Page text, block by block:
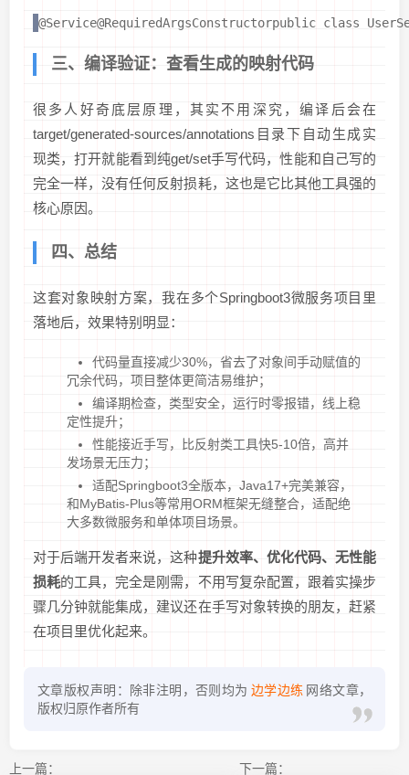
@Service@RequiredArgsConstructorpublic class
三、编译验证：查看生成的映射代码
很多人好奇底层原理，其实不用深究，编译后会在
target/generated-sources/annotations目录下自动生成实
现类，打开就能看到纯get/set手写代码，性能和自己写的
完全一样，没有任何反射损耗，这也是它比其他工具强的
核心原因。
四、总结
这套对象映射方案，我在多个Springboot3微服务项目里
落地后，效果特别明显：
代码量直接减少30%，省去了对象间手动赋值的
冗余代码，项目整体更简洁易维护；
编译期检查，类型安全，运行时零报错，线上稳
定性提升；
性能接近手写，比反射类工具快5-10倍，高并
发场景无压力；
适配Springboot3全版本，Java17+完美兼容，
和MyBatis-Plus等常用ORM框架无缝整合，适配绝
大多数微服务和单体项目场景。
对于后端开发者来说，这种提升效率、优化代码、无性能
损耗的工具，完全是刚需，不用写复杂配置，跟着实操步
骤几分钟就能集成，建议还在手写对象转换的朋友，赶紧
在项目里优化起来。
文章版权声明：除非注明，否则均为 边学边练 网络文章，
版权归原作者所有
上一篇： 下一篇：